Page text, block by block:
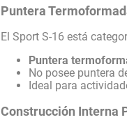
Puntera
El Sport S-16 está
Puntera
No posee puntera
Ideal para
Construcción Interna